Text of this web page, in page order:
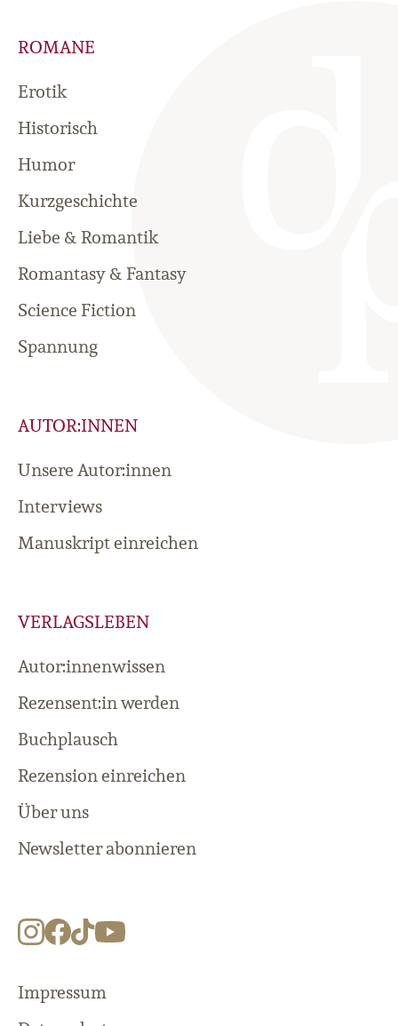
ROMANE
Erotik
Historisch
Humor
Kurzgeschichte
Liebe & Romantik
Romantasy & Fantasy
Science Fiction
Spannung
AUTOR:INNEN
Unsere Autor:innen
Interviews
Manuskript einreichen
VERLAGSLEBEN
Autor:innenwissen
Rezensent:in werden
Buchplausch
Rezension einreichen
Über uns
Newsletter abonnieren
Impressum